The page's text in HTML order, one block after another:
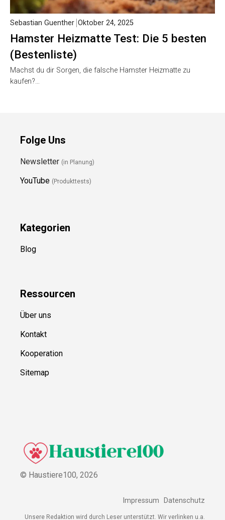
Hamster Heizmatte Test: Die 5 besten
(Bestenliste)
Sebastian Guenther Oktober 24, 2025
Machst du dir Sorgen, die falsche Hamster Heizmatte zu
kaufen?…
Folge Uns
Newsletter (in Planung)
YouTube (Produkttests)
Kategorien
Blog
Ressourcen
Über uns
Kontakt
Kooperation
Sitemap
© Haustiere100, 2026
Impressum Datenschutz
Unsere Redaktion wird durch Leser unterstützt. Wir verlinken u.a.